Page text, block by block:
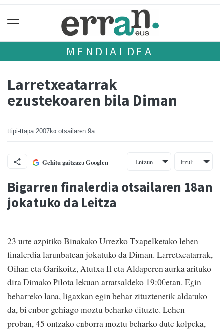
MENDIALDEA
Larretxeatarrak
ezustekoaren bila Diman
ttipi-ttapa 2007ko otsailaren 9a
Gehitu gaitzazu Googlen Entzun Itzuli
Bigarren finalerdia otsailaren 18an
jokatuko da Leitza
23 urte azpitiko Binakako Urrezko Txapelketako lehen
finalerdia larunbatean jokatuko da Diman. Larretxeatarrak,
Oihan eta Garikoitz, Atutxa II eta Aldaperen aurka arituko
dira Dimako Pilota lekuan arratsaldeko 19:00etan. Egin
beharreko lana, ligaxkan egin behar zituztenetik aldatuko
da, bi enbor gehiago moztu beharko dituzte. Lehen
proban, 45 ontzako enborra moztu beharko dute kolpeka,